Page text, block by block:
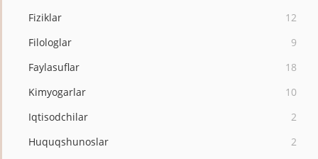
Fiziklar
12
Filologlar
9
Faylasuflar
18
Kimyogarlar
10
Iqtisodchilar
2
Huquqshunoslar
2